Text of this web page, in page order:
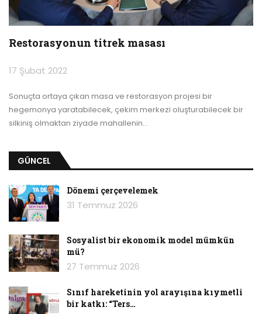
Restorasyonun titrek masası
17 Şubat 2022
Sonuçta ortaya çıkan masa ve restorasyon projesi bir
hegemonya yaratabilecek, çekim merkezi oluşturabilecek bir
silkiniş olmaktan ziyade mahallenin…
GÜNCEL
Dönemi çerçevelemek
31 Temmuz 2026
Sosyalist bir ekonomik model mümkün
mü?
27 Temmuz 2026
Sınıf hareketinin yol arayışına kıymetli
bir katkı: “Ters…